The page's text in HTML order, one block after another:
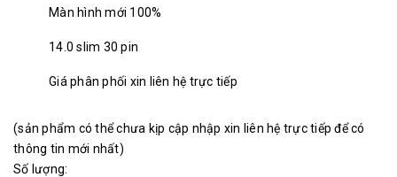
Màn hình mới 100%
14.0 slim 30 pin
Giá phân phối xin liên hệ trực tiếp
(sản phẩm có thể chưa kịp cập nhập xin liên hệ trực tiếp để có
thông tin mới nhất)
Số lượng: